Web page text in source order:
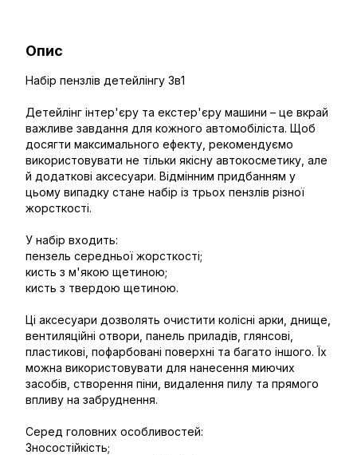
Опис
Набір пензлів детейлінгу 3в1
Детейлінг інтер'єру та екстер'єру машини – це вкрай
важливе завдання для кожного автомобіліста. Щоб
досягти максимального ефекту, рекомендуємо
використовувати не тільки якісну автокосметику, але
й додаткові аксесуари. Відмінним придбанням у
цьому випадку стане набір із трьох пензлів різної
жорсткості.
У набір входить:
пензель середньої жорсткості;
кисть з м'якою щетиною;
кисть з твердою щетиною.
Ці аксесуари дозволять очистити колісні арки, днище,
вентиляційні отвори, панель приладів, глянсові,
пластикові, пофарбовані поверхні та багато іншого. Їх
можна використовувати для нанесення миючих
засобів, створення піни, видалення пилу та прямого
впливу на забруднення.
Серед головних особливостей:
Зносостійкість;